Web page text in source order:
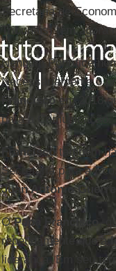
Secretaria de
Tribunais) têm agora
Nenhum Pontífice
Necessariamente o
Franciscoem 2018
para a
Franciscotambém
Secretaria para a
Juan Antonio
OPapa Francisco ,
repetidamente que a
liderança. Em seu